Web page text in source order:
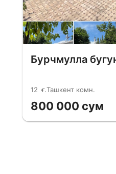
Бурчмулла
12 г.Ташкент комн.
800 000 сум